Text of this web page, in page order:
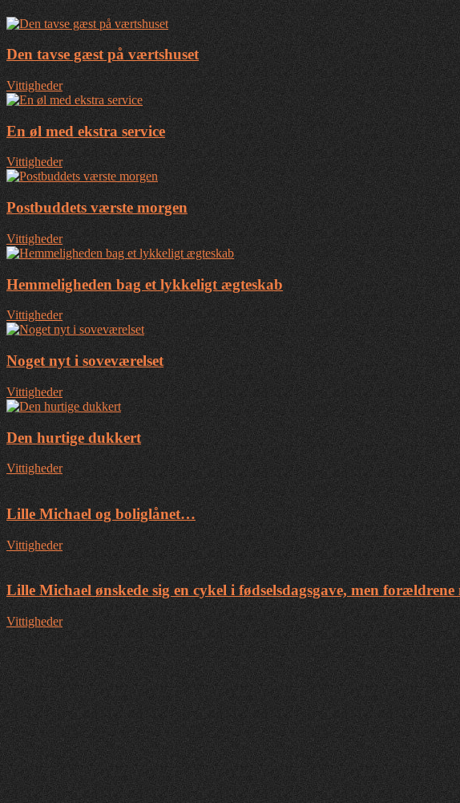
Den tavse gæst på værtshuset
Vittigheder
En øl med ekstra service
Vittigheder
Postbuddets værste morgen
Vittigheder
Hemmeligheden bag et lykkeligt ægteskab
Vittigheder
Noget nyt i soveværelset
Vittigheder
Den hurtige dukkert
Vittigheder
Lille Michael og boliglånet…
Vittigheder
Lille Michael ønskede sig en cykel i fødselsdagsgave, men forældrene
Vittigheder